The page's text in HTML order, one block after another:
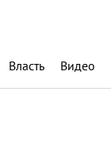
Власть Видео